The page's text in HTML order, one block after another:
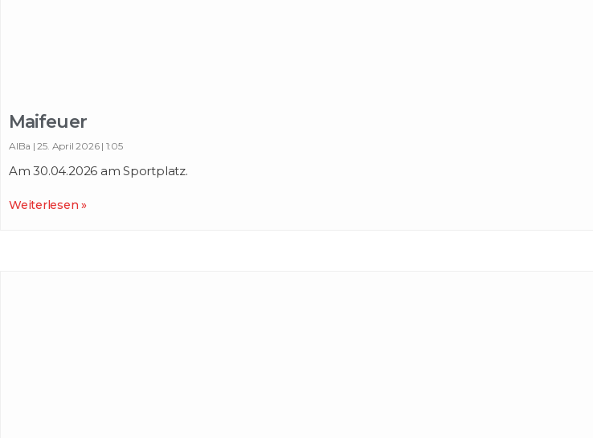
Maifeuer
AlBa 25. April 2026 1:05
Am 30.04.2026 am Sportplatz.
Weiterlesen »